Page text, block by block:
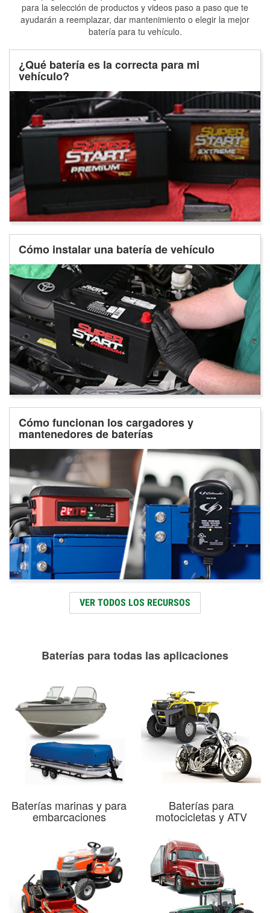
para la selección de productos y videos paso a paso que te
ayudarán a reemplazar, dar mantenimiento o elegir la mejor
batería para tu vehículo.
¿Qué batería es la correcta para mi
vehículo?
Cómo instalar una batería de vehículo
Cómo funcionan los cargadores y
mantenedores de baterías
VER TODOS LOS RECURSOS
Baterías para todas las aplicaciones
Baterías marinas y para
embarcaciones
Baterías para
motocicletas y ATV